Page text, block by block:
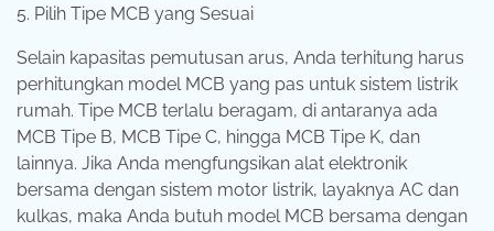
5. Pilih Tipe MCB yang Sesuai
Selain kapasitas pemutusan arus, Anda terhitung harus
perhitungkan model MCB yang pas untuk sistem listrik
rumah. Tipe MCB terlalu beragam, di antaranya ada
MCB Tipe B, MCB Tipe C, hingga MCB Tipe K, dan
lainnya. Jika Anda mengfungsikan alat elektronik
bersama dengan sistem motor listrik, layaknya AC dan
kulkas, maka Anda butuh model MCB bersama dengan